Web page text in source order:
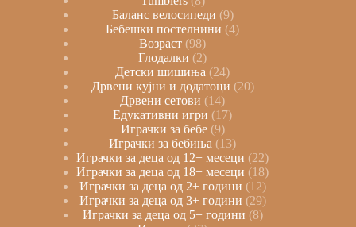
Баланс велосипеди 9
Бебешки постелнини 4
Возраст 98
Глодалки
2
Детски шишиња
24
Дрвени кујни и додатоци 20
Дрвени сетови
14
Едукативни игри
17
Играчки за бебе 9
Играчки за бебиња
13
Играчки за деца од 12+ месеци
22
Играчки за деца од 18+ месеци
18
Играчки за деца од 2+ години 12
Играчки за деца од 3+ години 29
Играчки за деца од 5+ години 8